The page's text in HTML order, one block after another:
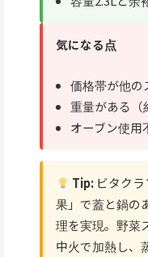
気になる点
価格帯が他の
重量がある（
オーブン使用
Tip:ビタクラ
果」で蓋と鍋の
理を実現。野菜
中火で加熱し、